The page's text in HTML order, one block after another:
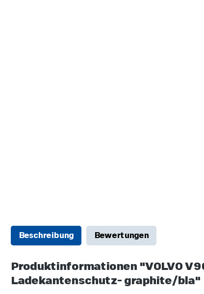
Beschreibung Bewertungen
Produktinformationen "VOLVO
Ladekantenschutz- graphite/bla"